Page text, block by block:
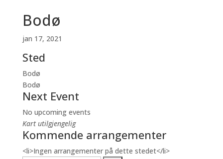
Bodø
jan 17, 2021
Sted
Bodø
Bodø
Next Event
No upcoming events
Kart utilgjengelig
Kommende arrangementer
<li>Ingen arrangementer på dette stedet</li>